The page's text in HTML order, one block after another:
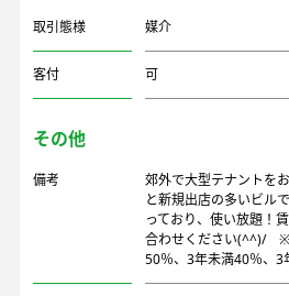
取引態様 媒介
客付 可
その他
備考
郊外で大型テナントを
と新規出店の多いビル
っており、使い放題！
合わせください(^^)/ ※
50％、3年未満40％、3